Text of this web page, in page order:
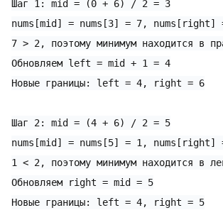
Шаг 1: mid = (0 + 6) / 2 = 3
nums[mid] = nums[3] = 7, nums[right]
7 > 2, поэтому минимум находится в
Обновляем left = mid + 1 = 4
Новые границы: left = 4, right = 6
Шаг 2: mid = (4 + 6) / 2 = 5
nums[mid] = nums[5] = 1, nums[right]
1 < 2, поэтому минимум находится в
Обновляем right = mid = 5
Новые границы: left = 4, right = 5